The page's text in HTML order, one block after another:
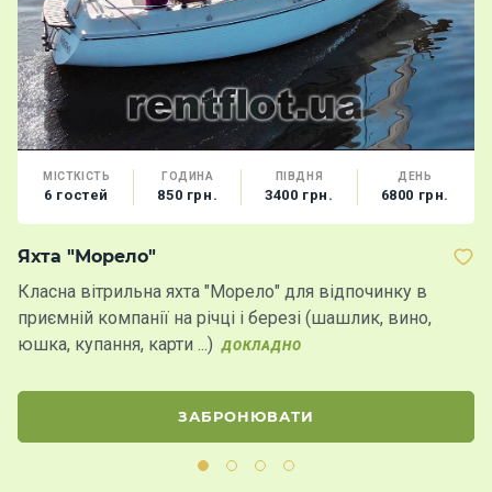
МІСТКІСТЬ
6 гостей
ГОДИНА
850 грн.
ПІВДНЯ
3400 грн.
ДЕНЬ
6800 грн.
Яхта "Морело"
Класна вітрильна яхта "Морело" для відпочинку в
приємній компанії на річці і березі (шашлик, вино,
юшка, купання, карти ...)
ДОКЛАДНО
ЗАБРОНЮВАТИ